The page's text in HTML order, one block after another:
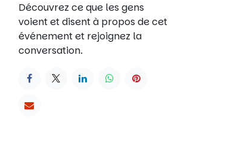
Découvrez ce que les gens
voient et disent à propos de cet
événement et rejoignez la
conversation.